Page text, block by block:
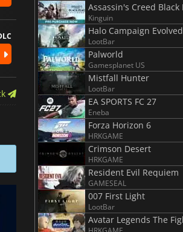
Kinguin
Halo Campaign Evolved
LootBar
Palworld
Gamesplanet US
Mistfall Hunter
LootBar
EA SPORTS FC 27
Eneba
Forza Horizon 6
HRKGAME
Crimson Desert
HRKGAME
Resident Evil Requiem
GAMESEAL
007 First Light
LootBar